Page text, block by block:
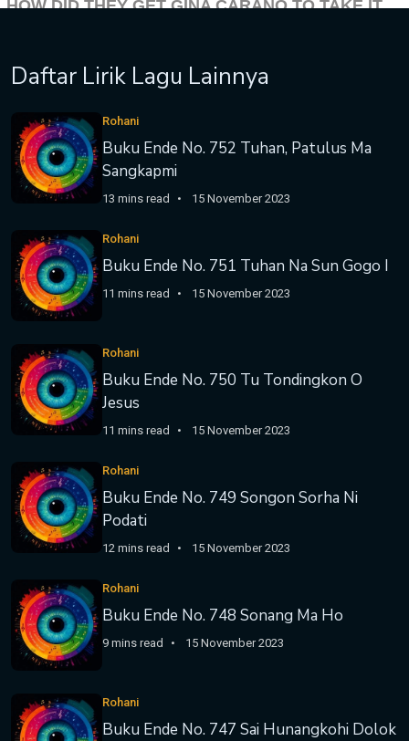
Daftar Lirik Lagu Lainnya
Rohani
Buku Ende No. 752 Tuhan, Patulus Ma
Sangkapmi
13 mins read 15 November 2023
Rohani
Buku Ende No. 751 Tuhan Na Sun Gogo I
11 mins read 15 November 2023
Rohani
Buku Ende No. 750 Tu Tondingkon O
Jesus
11 mins read 15 November 2023
Rohani
Buku Ende No. 749 Songon Sorha Ni
Podati
12 mins read 15 November 2023
Rohani
Buku Ende No. 748 Sonang Ma Ho
9 mins read 15 November 2023
Rohani
Buku Ende No. 747 Sai Hunangkohi Dolok